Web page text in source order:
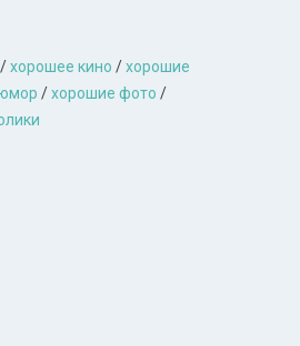
/хорошее кино /хорошие
/хорошие фото /